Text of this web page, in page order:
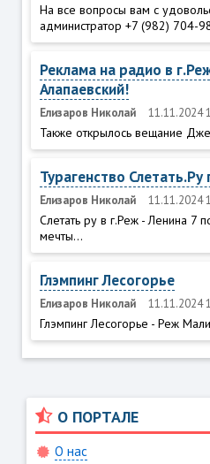
На все вопросы вам с
администратор +7 (982) 704-
Реклама на радио в
Алапаевский!
Елизаров Николай 11.11.2024
Также открылось вещание
Турагенство Слетать.Ру
Елизаров Николай 11.11.2024
Слетать ру в г.Реж - Ленина 7
мечты...
Глэмпинг Лесогорье
Елизаров Николай 11.11.2024
Глэмпинг Лесогорье - Реж
О ПОРТАЛЕ
О нас